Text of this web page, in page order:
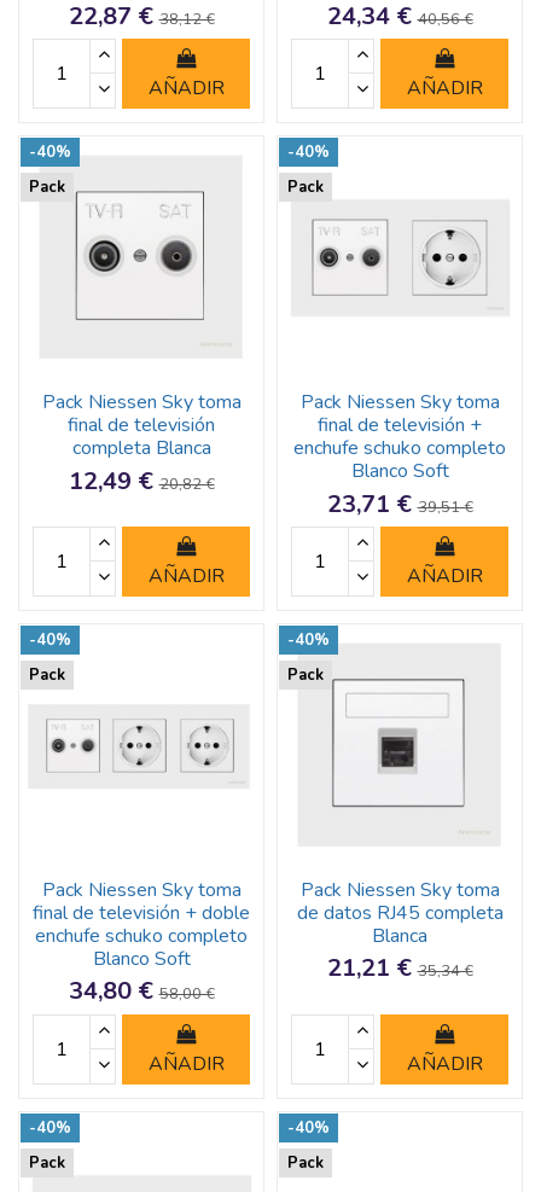
22,87 €38,12 €
AÑADIR
24,34 €40,56 €
AÑADIR
-40%
Pack
Pack Niessen Sky toma
final de televisión
completa Blanca
12,49 €20,82 €
AÑADIR
-40%
Pack
Pack Niessen Sky toma
final de televisión +
enchufe schuko completo
Blanco Soft
23,71 €39,51 €
AÑADIR
-40%
Pack
Pack Niessen Sky toma
final de televisión + doble
enchufe schuko completo
Blanco Soft
34,80 €58,00 €
AÑADIR
-40%
Pack
Pack Niessen Sky toma
de datos RJ45 completa
Blanca
21,21 €35,34 €
AÑADIR
-40%
Pack
-40%
Pack